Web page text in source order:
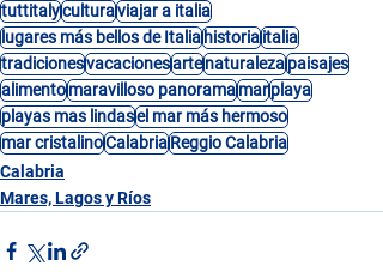
tuttitalyculturaviajar a italia
lugares más bellos de Italiahistoriaitalia
tradicionesvacacionesartenaturalezapaisajes
alimentomaravilloso panoramamarplaya
playas mas lindasel mar más hermoso
mar cristalinoCalabriaReggio Calabria
Calabria
Mares, Lagos y Ríos